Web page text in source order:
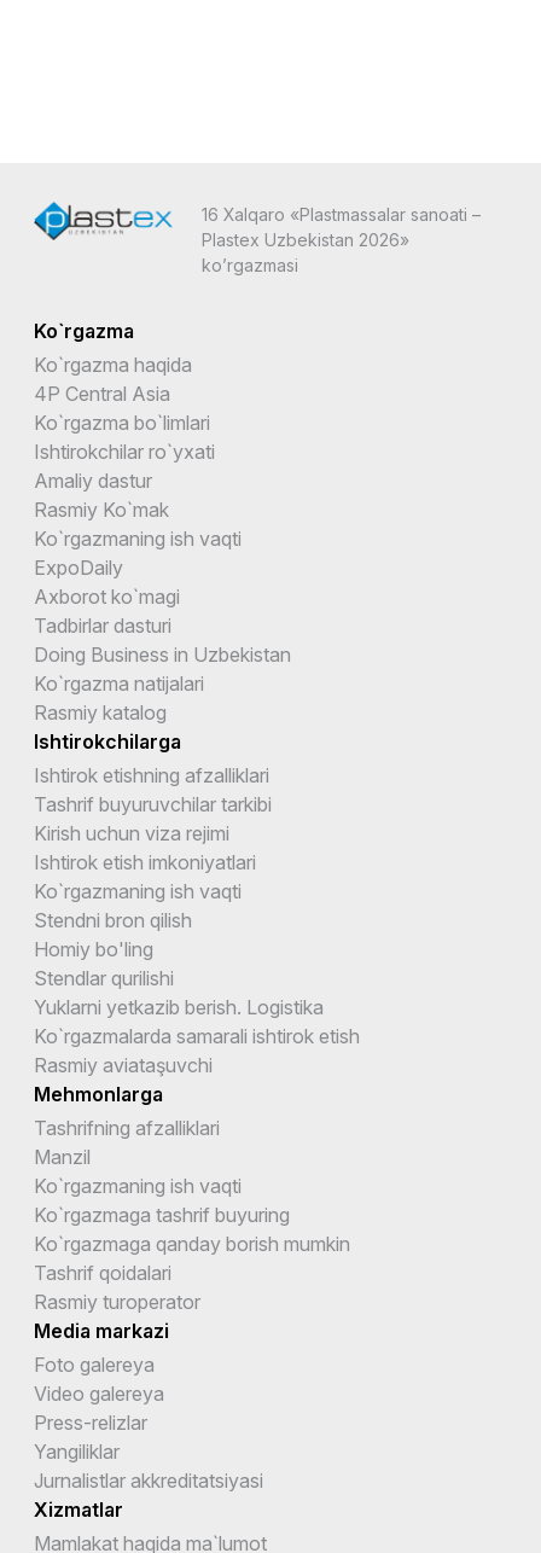
16 Xalqaro «Plastmassalar sanoati –
Plastex Uzbekistan 2026»
ko’rgazmasi
Ko`rgazma
Ko`rgazma haqida
4P Central Asia
Ko`rgazma bo`limlari
Ishtirokchilar ro`yxati
Amaliy dastur
Rasmiy Ko`mak
Ko`rgazmaning ish vaqti
ExpoDaily
Axborot ko`magi
Tadbirlar dasturi
Doing Business in Uzbekistan
Ko`rgazma natijalari
Rasmiy katalog
Ishtirokchilarga
Ishtirok etishning afzalliklari
Tashrif buyuruvchilar tarkibi
Kirish uchun viza rejimi
Ishtirok etish imkoniyatlari
Ko`rgazmaning ish vaqti
Stendni bron qilish
Homiy bo'ling
Stendlar qurilishi
Yuklarni yetkazib berish. Logistika
Ko`rgazmalarda samarali ishtirok etish
Rasmiy aviataşuvchi
Mehmonlarga
Tashrifning afzalliklari
Manzil
Ko`rgazmaning ish vaqti
Ko`rgazmaga tashrif buyuring
Ko`rgazmaga qanday borish mumkin
Tashrif qoidalari
Rasmiy turoperator
Media markazi
Foto galereya
Video galereya
Press-relizlar
Yangiliklar
Jurnalistlar akkreditatsiyasi
Xizmatlar
Mamlakat haqida ma`lumot